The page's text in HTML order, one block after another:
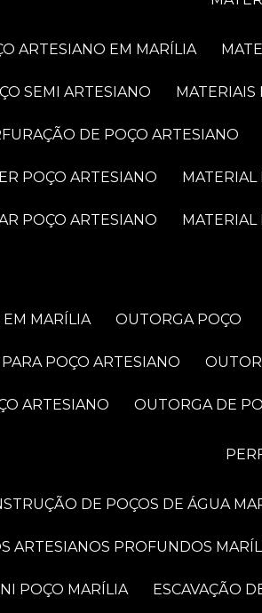
ARTESIANO EM MARÍLIA
SEMI ARTESIANO
DE POÇO ARTESIANO
POÇO ARTESIANO
POÇO ARTESIANO
EM MARÍLIA OUTORGA POÇO
PARA POÇO ARTESIANO
ARTESIANO OUTORGA DE
DE POÇOS DE ÁGUA
ARTESIANOS PROFUNDOS
POÇO MARÍLIA ESCAVAÇÃO